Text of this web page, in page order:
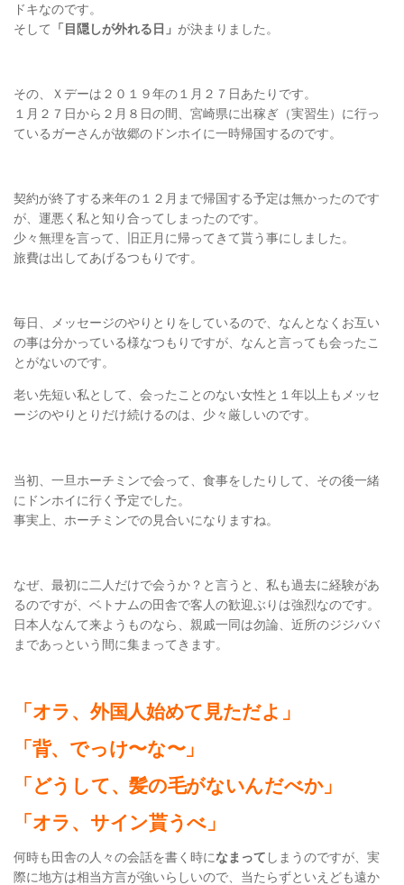
ドキなのです。
そして
「目隠しが外れる日」 が決まりました。
その、Ｘデーは２０１９年の１月２７日あたりです。
１月２７日から２月８日の間、宮崎県に出稼ぎ（実習生）に行っ
ているガーさんが故郷のドンホイに一時帰国するのです。
契約が終了する来年の１２月まで帰国する予定は無かったのです
が、運悪く私と知り合ってしまったのです。
少々無理を言って、旧正月に帰ってきて貰う事にしました。
旅費は出してあげるつもりです。
毎日、メッセージのやりとりをしているので、なんとなくお互い
の事は分かっている様なつもりですが、なんと言っても会ったこ
とがないのです。
老い先短い私として、会ったことのない女性と１年以上もメッセ
ージのやりとりだけ続けるのは、少々厳しいのです。
当初、一旦ホーチミンで会って、食事をしたりして、その後一緒
にドンホイに行く予定でした。
事実上、ホーチミンでの見合いになりますね。
なぜ、最初に二人だけで会うか？と言うと、私も過去に経験があ
るのですが、ベトナムの田舎で客人の歓迎ぶりは強烈なのです。
日本人なんて来ようものなら、親戚一同は勿論、近所のジジババ
まであっという間に集まってきます。
「オラ、外国人始めて見ただよ」
「背、でっけ〜な〜」
「どうして、髪の毛がないんだべか」
「オラ、サイン貰うべ」
何時も田舎の人々の会話を書く時になまって しまうのですが、実
際に地方は相当方言が強いらしいので、当たらずといえども遠か